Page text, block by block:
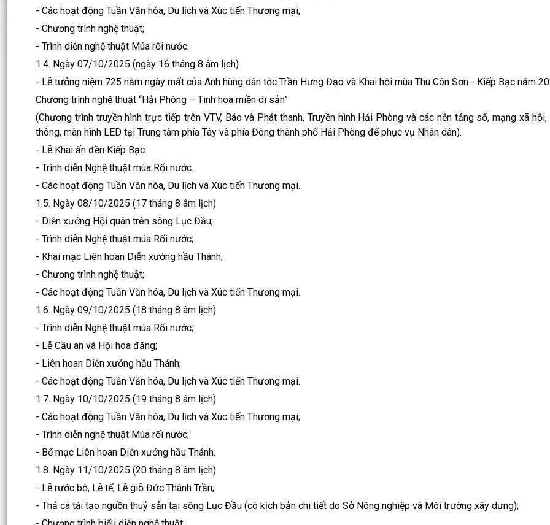
- Các hoạt động Tuần Văn hóa, Du lịch và Xúc tiến Thương mại;
- Chương trình nghệ thuật;
- Trình diễn nghệ thuật Múa rối nước.
1.4. Ngày 07/10/2025 (ngày 16 tháng 8 âm lịch)
- Lễ tưởng niệm 725 năm ngày mất của Anh hùng dân tộc Trần Hưng Đạo và Khai hội mùa Thu Côn Sơn - Kiếp Bạc năm
Chương trình nghệ thuật “Hải Phòng – Tinh hoa miền di sản”
(Chương trình truyền hình trực tiếp trên VTV, Báo và Phát thanh, Truyền hình Hải Phòng và các nền tảng số, mạng xã hội,
thông, màn hình LED tại Trung tâm phía Tây và phía Đông thành phố Hải Phòng để phục vụ Nhân dân).
- Lễ Khai ấn đền Kiếp Bạc.
- Trình diễn Nghệ thuật múa Rối nước.
- Các hoạt động Tuần Văn hóa, Du lịch và Xúc tiến Thương mại.
1.5. Ngày 08/10/2025 (17 tháng 8 âm lịch)
- Diễn xướng Hội quân trên sông Lục Đầu;
- Trình diễn Nghệ thuật múa Rối nước;
- Khai mạc Liên hoan Diễn xướng hầu Thánh;
- Chương trình nghệ thuật;
- Các hoạt động Tuần Văn hóa, Du lịch và Xúc tiến Thương mại.
1.6. Ngày 09/10/2025 (18 tháng 8 âm lịch)
- Trình diễn Nghệ thuật múa Rối nước;
- Lễ Cầu an và Hội hoa đăng;
- Liên hoan Diễn xướng hầu Thánh;
- Các hoạt động Tuần Văn hóa, Du lịch và Xúc tiến Thương mại.
1.7. Ngày 10/10/2025 (19 tháng 8 âm lịch)
- Các hoạt động Tuần Văn hóa, Du lịch và Xúc tiến Thương mại;
- Trình diễn nghệ thuật Múa rối nước;
- Bế mạc Liên hoan Diễn xướng hầu Thánh.
1.8. Ngày 11/10/2025 (20 tháng 8 âm lịch)
- Lễ rước bộ, Lễ tế, Lễ giỗ Đức Thánh Trần;
- Thả cá tái tạo nguồn thuỷ sản tại sông Lục Đầu (có kịch bản chi tiết do Sở Nông nghiệp và Môi trường xây dựng);